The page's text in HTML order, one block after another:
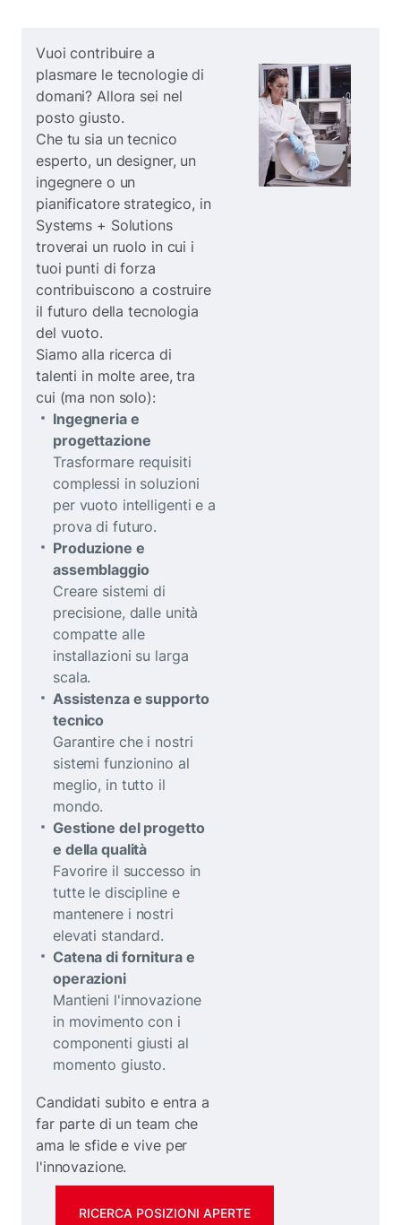
Vuoi contribuire a
plasmare le tecnologie di
domani? Allora sei nel
posto giusto.
Che tu sia un tecnico
esperto, un designer, un
ingegnere o un
pianificatore strategico, in
Systems + Solutions
troverai un ruolo in cui i
tuoi punti di forza
contribuiscono a costruire
il futuro della tecnologia
del vuoto.
Siamo alla ricerca di
talenti in molte aree, tra
cui (ma non solo):
Ingegneria e
progettazione
Trasformare requisiti
complessi in soluzioni
per vuoto intelligenti e a
prova di futuro.
Produzione e
assemblaggio
Creare sistemi di
precisione, dalle unità
compatte alle
installazioni su larga
scala.
Assistenza e supporto
tecnico
Garantire che i nostri
sistemi funzionino al
meglio, in tutto il
mondo.
Gestione del progetto
e della qualità
Favorire il successo in
tutte le discipline e
mantenere i nostri
elevati standard.
Catena di fornitura e
operazioni
Mantieni l'innovazione
in movimento con i
componenti giusti al
momento giusto.
Candidati subito e entra a
far parte di un team che
ama le sfide e vive per
l'innovazione.
RICERCA POSIZIONI APERTE